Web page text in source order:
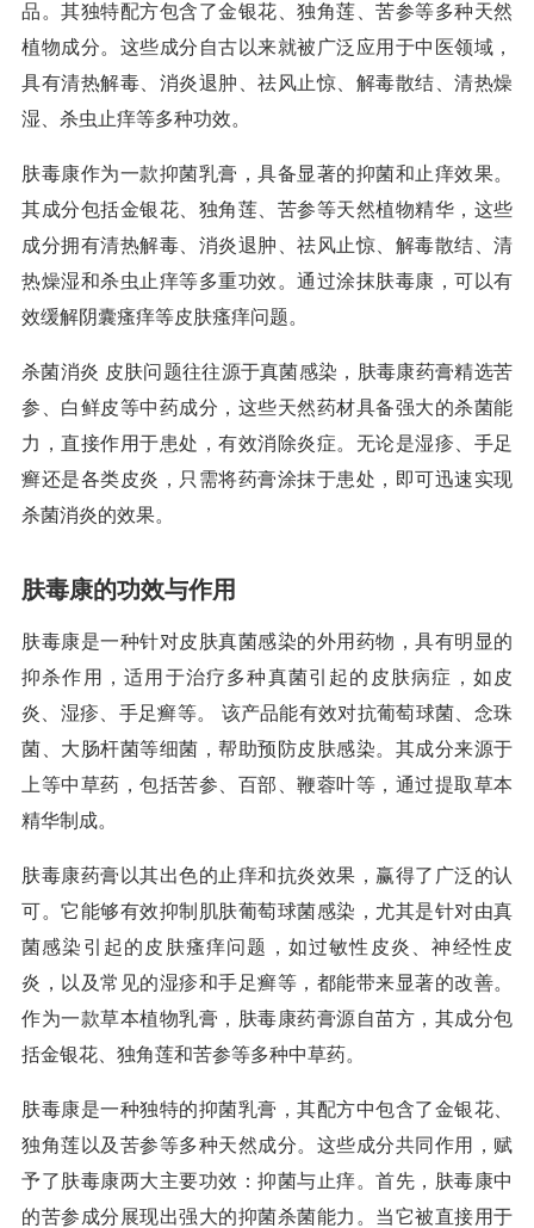
品。其独特配方包含了金银花、独角莲、苦参等多种天然
植物成分。这些成分自古以来就被广泛应用于中医领域，
具有清热解毒、消炎退肿、祛风止惊、解毒散结、清热燥
湿、杀虫止痒等多种功效。
肤毒康作为一款抑菌乳膏，具备显著的抑菌和止痒效果。
其成分包括金银花、独角莲、苦参等天然植物精华，这些
成分拥有清热解毒、消炎退肿、祛风止惊、解毒散结、清
热燥湿和杀虫止痒等多重功效。通过涂抹肤毒康，可以有
效缓解阴囊瘙痒等皮肤瘙痒问题。
杀菌消炎 皮肤问题往往源于真菌感染，肤毒康药膏精选苦
参、白鲜皮等中药成分，这些天然药材具备强大的杀菌能
力，直接作用于患处，有效消除炎症。无论是湿疹、手足
癣还是各类皮炎，只需将药膏涂抹于患处，即可迅速实现
杀菌消炎的效果。
肤毒康的功效与作用
肤毒康是一种针对皮肤真菌感染的外用药物，具有明显的
抑杀作用，适用于治疗多种真菌引起的皮肤病症，如皮
炎、湿疹、手足癣等。 该产品能有效对抗葡萄球菌、念珠
菌、大肠杆菌等细菌，帮助预防皮肤感染。其成分来源于
上等中草药，包括苦参、百部、鞭蓉叶等，通过提取草本
精华制成。
肤毒康药膏以其出色的止痒和抗炎效果，赢得了广泛的认
可。它能够有效抑制肌肤葡萄球菌感染，尤其是针对由真
菌感染引起的皮肤瘙痒问题，如过敏性皮炎、神经性皮
炎，以及常见的湿疹和手足癣等，都能带来显著的改善。
作为一款草本植物乳膏，肤毒康药膏源自苗方，其成分包
括金银花、独角莲和苦参等多种中草药。
肤毒康是一种独特的抑菌乳膏，其配方中包含了金银花、
独角莲以及苦参等多种天然成分。这些成分共同作用，赋
予了肤毒康两大主要功效：抑菌与止痒。首先，肤毒康中
的苦参成分展现出强大的抑菌杀菌能力。当它被直接用于